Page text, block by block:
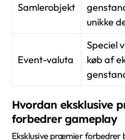
Samlerobjekt
unikke
Event-valuta
Speciel
køb af
Hvordan eksklusive
forbedrer gameplay
Eksklusive præmier forbedrer